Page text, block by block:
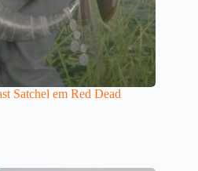
Satchel em Red Dead